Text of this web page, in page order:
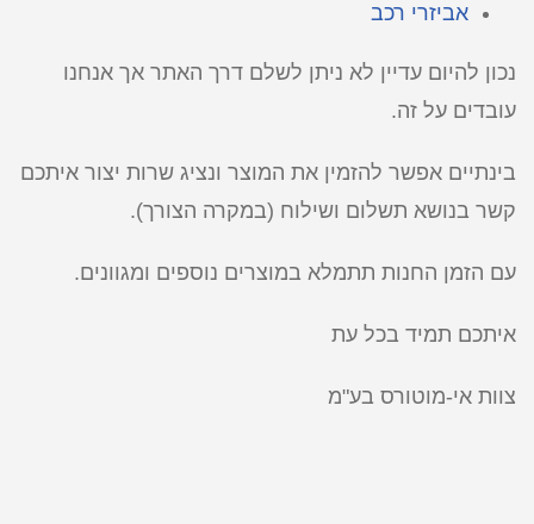
אביזרי רכב
נכון להיום עדיין לא ניתן לשלם דרך האתר אך אנחנו
עובדים על זה.
בינתיים אפשר להזמין את המוצר ונציג שרות יצור איתכם
קשר בנושא תשלום ושילוח (במקרה הצורך).
עם הזמן החנות תתמלא במוצרים נוספים ומגוונים.
איתכם תמיד בכל עת
צוות אי-מוטורס בע"מ